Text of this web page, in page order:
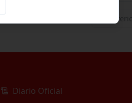
Anterior
Diario Oficial